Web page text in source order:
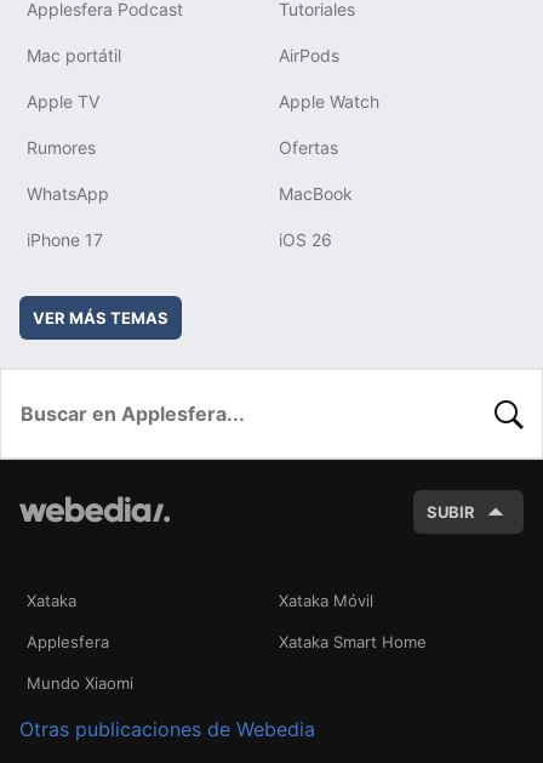
Applesfera Podcast Tutoriales
Mac portátil AirPods
Apple TV Apple Watch
Rumores Ofertas
WhatsApp MacBook
iPhone 17 iOS 26
VER MÁS TEMAS
SUBIR
Xataka Xataka Móvil
Applesfera Xataka Smart Home
Mundo Xiaomi
Otras publicaciones de Webedia